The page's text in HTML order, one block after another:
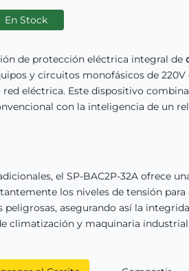
En Stock
de protección eléctrica integral de
y circuitos monofásicos de 220V
eléctrica. Este dispositivo
con la inteligencia de un
el SP-BAC2P-32A ofrece
los niveles de tensión
asegurando así la
climatización y maquinaria